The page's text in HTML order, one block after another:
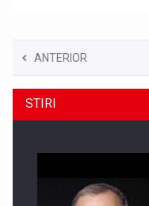
ANTERIOR
STIRI